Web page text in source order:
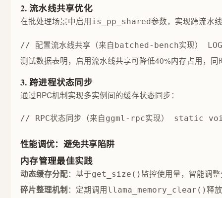
2. 流水线共享优化
在批处理场景中启用is_pp_shared参数，实现跨流水
// 配置流水线共享（来自batched-bench实现
测试数据表明，启用流水线共享可降低40%内存占用，同
3. 跨进程状态同步
通过RPC机制实现多实例间的缓存状态同步：
// RPC状态同步（来自ggml-rpc实现）
性能调优：避免共享陷阱
内存管理最佳实践
动态缓存分配：基于get_size() 监控使用量，智能调
碎片整理机制 ：定期调用llama_memory_clear()释